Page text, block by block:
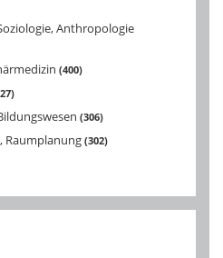
Anthropologie
400
306
Raumplanung 302